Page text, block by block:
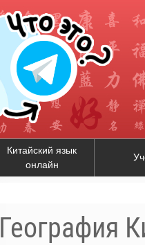
Китайский язык
онлайн
География